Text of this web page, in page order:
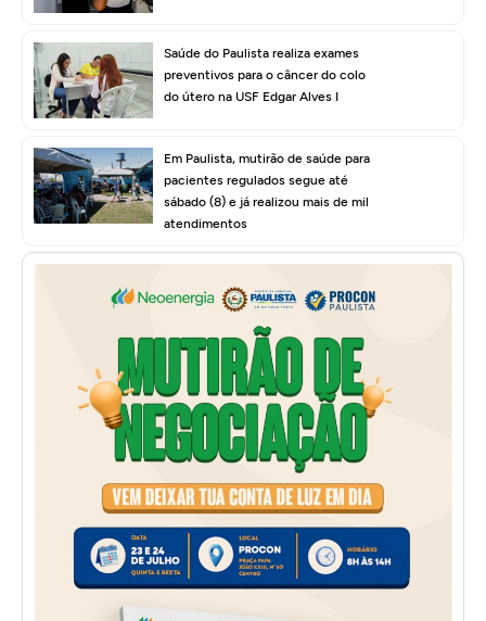
Saúde do Paulista realiza exames
preventivos para o câncer do colo
do útero na USF Edgar Alves I
Em Paulista, mutirão de saúde para
pacientes regulados segue até
sábado (8) e já realizou mais de mil
atendimentos